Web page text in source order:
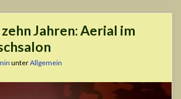
Jahren: Aerial im
unterAllgemein